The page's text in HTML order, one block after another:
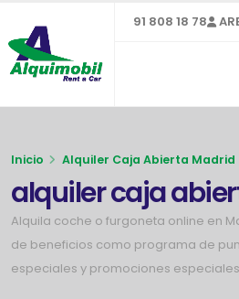
91 808 18 78
Inicio Alquiler Caja Abierta Madrid
alquiler caja
Alquila coche o furgoneta online en
de beneficios como programa de
especiales y promociones